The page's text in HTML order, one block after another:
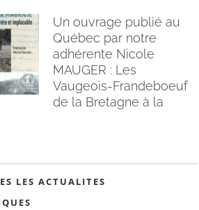
Un ouvrage publié au
Québec par notre
adhérente Nicole
MAUGER : Les
Vaugeois-Frandeboeuf
de la Bretagne à la
LES ACTUALITES